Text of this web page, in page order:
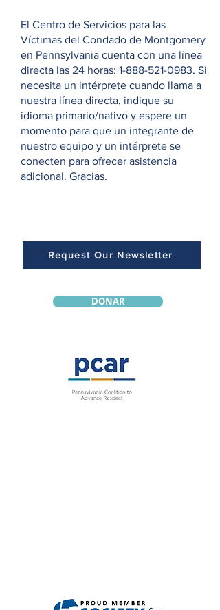
El Centro de Servicios para las
Víctimas del Condado de Montgomery
en Pennsylvania cuenta con una línea
directa las 24 horas: 1-888-521-0983. Si
necesita un intérprete cuando llama a
nuestra línea directa, indique su
idioma primario/nativo y espere un
momento para que un integrante de
nuestro equipo y un intérprete se
conecten para ofrecer asistencia
adicional. Gracias.
Request Our Newsletter
DONAR